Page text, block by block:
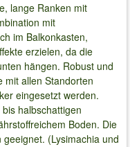
lange Ranken mit
mit
im Balkonkasten,
erzielen, da die
hängen. Robust und
mit allen Standorten
eingesetzt werden.
halbschattigen
Boden. Die
(Lysimachia und